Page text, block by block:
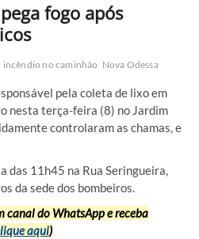
fogo após
incêndio no caminhão Nova Odessa
pela coleta de lixo em
nesta terça-feira (8) no Jardim
controlaram as chamas, e
das 11h45 na Rua Seringueira,
da sede dos bombeiros.
canal do WhatsApp e receba
aqui)